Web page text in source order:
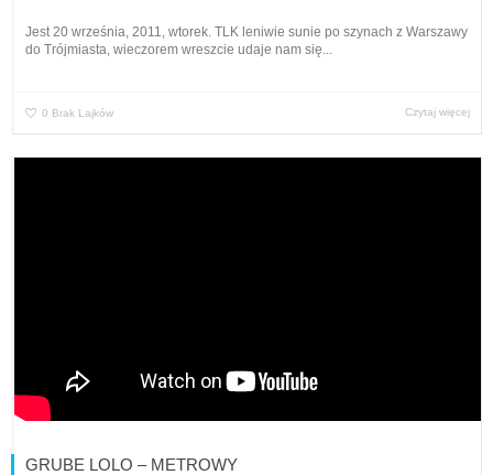
Jest 20 września, 2011, wtorek. TLK leniwie sunie po szynach z Warszawy
do Trójmiasta, wieczorem wreszcie udaje nam się...
0 Brak Lajków Czytaj więcej
GRUBE LOLO – METROWY